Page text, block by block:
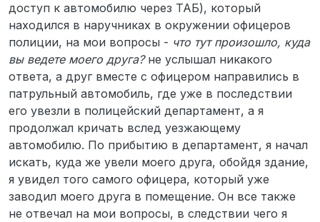
доступ к автомобилю через ТАБ), который
находился в наручниках в окружении офицеров
полиции, на мои вопросы - что тут произошло, куда
вы ведете моего друга?не услышал никакого
ответа, а друг вместе с офицером направились в
патрульный автомобиль, где уже в последствии
его увезли в полицейский департамент, а я
продолжал кричать вслед уезжающему
автомобилю. По прибытию в департамент, я начал
искать, куда же увели моего друга, обойдя здание,
я увидел того самого офицера, который уже
заводил моего друга в помещение. Он все также
не отвечал на мои вопросы, в следствии чего я